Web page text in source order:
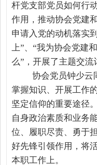
杆党支部党员如何行
作用，推动协会党建
申请入党的动机落实
上”、 “我为协会党建
么”，开展了主题交流
协会党员钟少云
掌握知识、开展工作
坚定信仰的重要途径
自身政治素质和业务
位、履职尽责、勇于
好先锋引领作用，将
本职工作上。